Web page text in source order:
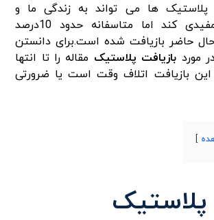
پلاستیک ها می تواند به زندگی ما و
آیندگان کمک مفیدی کند اما متاسفانه حدود 10درصد
حاضر بازیافت شده است.برای دانستن
مورد بازیافت پلاستیک مقاله را تا انتها
این بازیافت اتلاف وقت است یا ضرورتی
پلاستیک